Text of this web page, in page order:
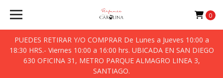
PUEDES RETIRAR Y/O COMPRAR De Lunes a Jueves 10:00 a
18:30 HRS.- Viernes 10:00 a 16:00 hrs. UBICADA EN SAN DIEGO
630 OFICINA 31, METRO PARQUE ALMAGRO LINEA 3,
SANTIAGO.
0